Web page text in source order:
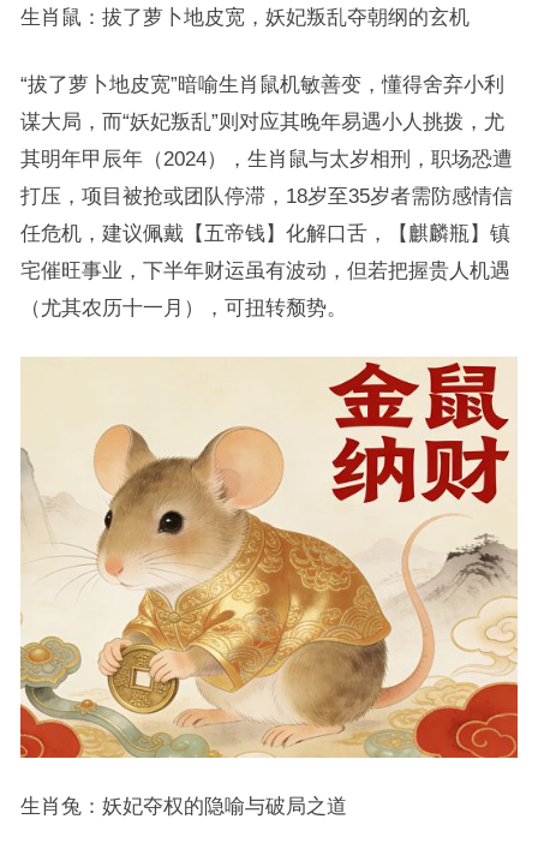
生肖鼠：拔了萝卜地皮宽，妖妃叛乱夺朝纲的玄机
“拔了萝卜地皮宽”暗喻生肖鼠机敏善变，懂得舍弃小利
谋大局，而“妖妃叛乱”则对应其晚年易遇小人挑拨，尤
其明年甲辰年（2024），生肖鼠与太岁相刑，职场恐遭
打压，项目被抢或团队停滞，18岁至35岁者需防感情信
任危机，建议佩戴【五帝钱】化解口舌，【麒麟瓶】镇
宅催旺事业，下半年财运虽有波动，但若把握贵人机遇
（尤其农历十一月），可扭转颓势。
生肖兔：妖妃夺权的隐喻与破局之道